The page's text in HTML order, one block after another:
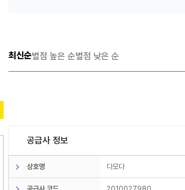
최신순별점 높은 순별점 낮은 순
공급사 정보
상호명 다모다